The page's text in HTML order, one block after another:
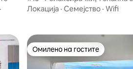
·
кондоминиум на плажа!
Локација · Семејство · Wifi
Омилено на гостите
Омилено на гостите